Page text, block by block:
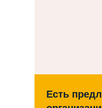
Есть